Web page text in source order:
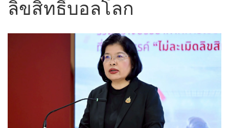
ลิขสิทธิ์บอลโลก